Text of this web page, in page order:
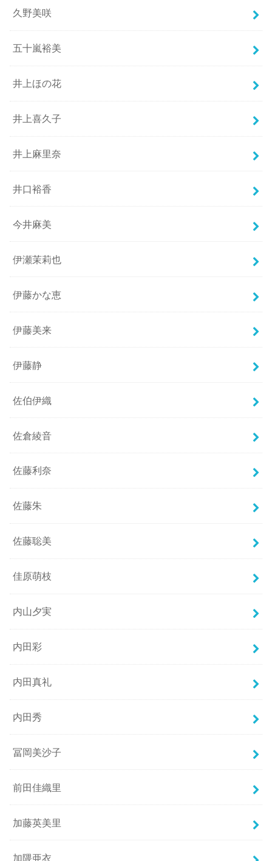
久野美咲
五十嵐裕美
井上ほの花
井上喜久子
井上麻里奈
井口裕香
今井麻美
伊瀬茉莉也
伊藤かな恵
伊藤美来
伊藤静
佐伯伊織
佐倉綾音
佐藤利奈
佐藤朱
佐藤聡美
佳原萌枝
内山夕実
内田彩
内田真礼
内田秀
冨岡美沙子
前田佳織里
加藤英美里
加隈亜衣